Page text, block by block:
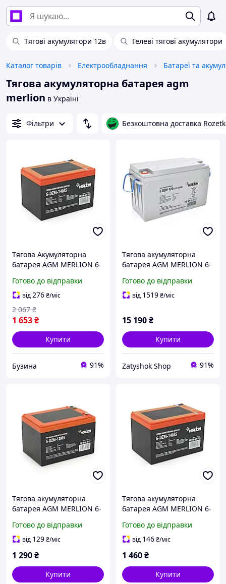
Тягові акумулятори 12в Гелеві тягові акумулятори
Каталог товарів Електрообладнання Батареї та
Тягова акумуляторна батарея agm
merlion в Україні
Фільтри Безкоштовна доставка
Тягова Акумуляторна
батарея AGM MERLION 6-
(151х98х104 мм) Q3
buzyna
Готово до відправки
від276₴/міс
1 653₴
2 067 ₴
Купити
Бузина 91%
Тягова акумуляторна
батарея AGM MERLION 6-
(407 x 177 x 225) Q1
Готово до відправки
від 1519₴/міс
15 190₴
Купити
Zatyshok Shop 91%
Тягова акумуляторна
батарея AGM MERLION 6-
(151х98х101 мм) Orange
Q3
Готово до відправки
від 129₴/міс
1 290₴
Купити
Тягова акумуляторна
батарея AGM MERLION 6-
(151х98х104 мм) Q3
Готово до відправки
від 146₴/міс
1 460₴
Купити